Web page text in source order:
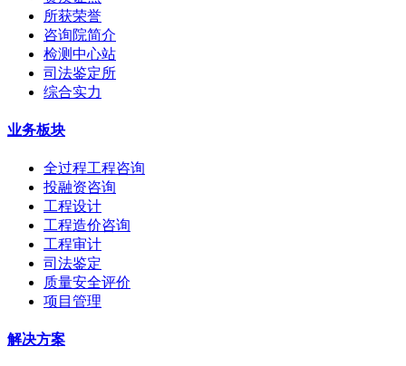
所获荣誉
咨询院简介
检测中心站
司法鉴定所
综合实力
业务板块
全过程工程咨询
投融资咨询
工程设计
工程造价咨询
工程审计
司法鉴定
质量安全评价
项目管理
解决方案